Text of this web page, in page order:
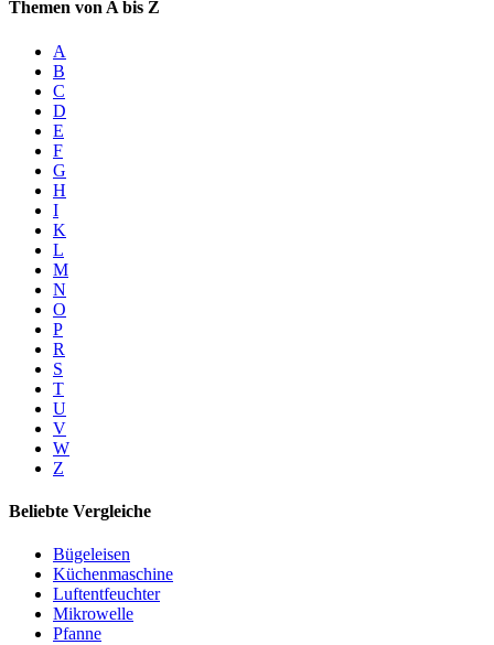
Themen von A bis Z
A
B
C
D
E
F
G
H
I
K
L
M
N
O
P
R
S
T
U
V
W
Z
Beliebte Vergleiche
Bügeleisen
Küchenmaschine
Luftentfeuchter
Mikrowelle
Pfanne